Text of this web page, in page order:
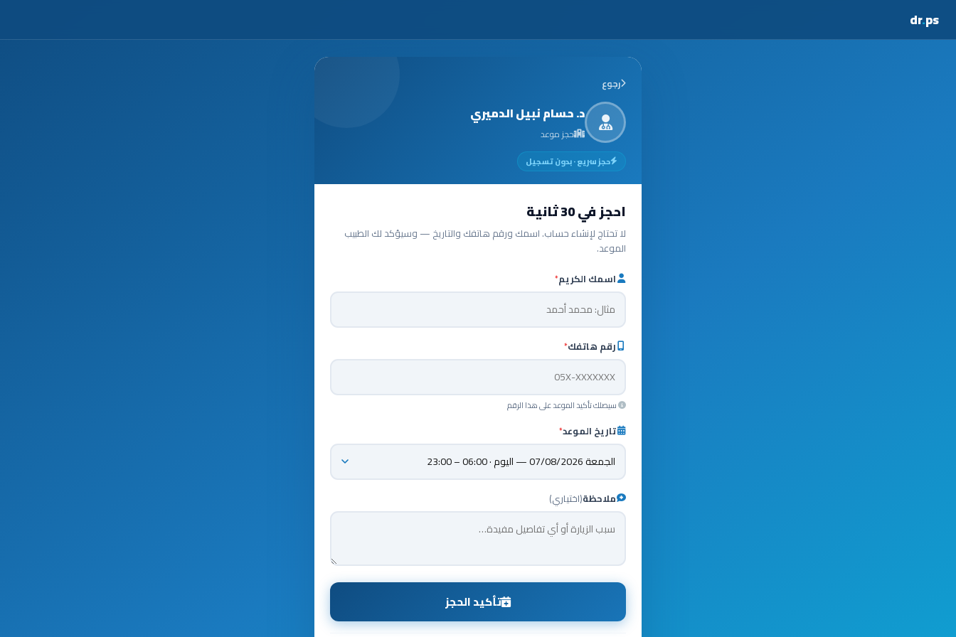
dr.ps
رجوع
د. حسام نبيل الدميري
حجز موعد
حجز سريع · بدون تسجيل
احجز في 30 ثانية
لا تحتاج لإنشاء حساب. اسمك ورقم هاتفك والتاريخ — وسيؤكد لك الطبيب
الموعد.
اسمك الكريم*
رقم هاتفك*
سيصلك تأكيد الموعد على هذا الرقم
تاريخ الموعد*
ملاحظة(اختياري)
تأكيد الحجز